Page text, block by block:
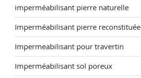
imperméabilisant pierre naturelle
Imperméabilisant pierre reconstituée
Impermeabilisant pour travertin
Imperméabilisant sol poreux